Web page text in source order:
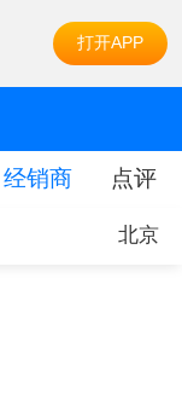
打开APP
经销商 点评
北京